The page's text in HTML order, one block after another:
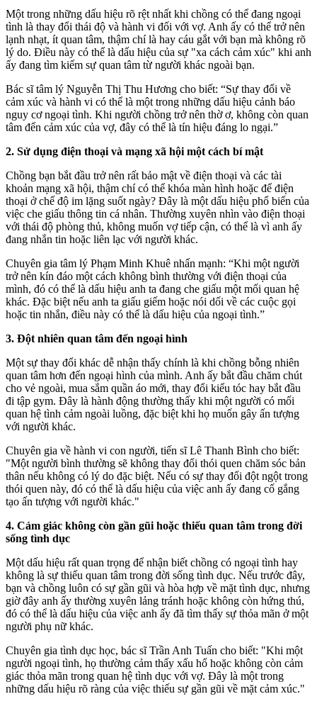
Một trong những dấu hiệu rõ rệt nhất khi chồng có thể đang ngoại
tình là thay đổi thái độ và hành vi đối với vợ. Anh ấy có thể trở nên
lạnh nhạt, ít quan tâm, thậm chí là hay cáu gắt với bạn mà không rõ
lý do. Điều này có thể là dấu hiệu của sự "xa cách cảm xúc" khi anh
ấy đang tìm kiếm sự quan tâm từ người khác ngoài bạn.
Bác sĩ tâm lý Nguyễn Thị Thu Hương cho biết: “Sự thay đổi về
cảm xúc và hành vi có thể là một trong những dấu hiệu cảnh báo
nguy cơ ngoại tình. Khi người chồng trở nên thờ ơ, không còn quan
tâm đến cảm xúc của vợ, đây có thể là tín hiệu đáng lo ngại.”
2. Sử dụng điện thoại và mạng xã hội một cách bí mật
Chồng bạn bắt đầu trở nên rất bảo mật về điện thoại và các tài
khoản mạng xã hội, thậm chí có thể khóa màn hình hoặc để điện
thoại ở chế độ im lặng suốt ngày? Đây là một dấu hiệu phổ biến của
việc che giấu thông tin cá nhân. Thường xuyên nhìn vào điện thoại
với thái độ phòng thủ, không muốn vợ tiếp cận, có thể là vì anh ấy
đang nhắn tin hoặc liên lạc với người khác.
Chuyên gia tâm lý Phạm Minh Khuê nhấn mạnh: “Khi một người
trở nên kín đáo một cách không bình thường với điện thoại của
mình, đó có thể là dấu hiệu anh ta đang che giấu một mối quan hệ
khác. Đặc biệt nếu anh ta giấu giếm hoặc nói dối về các cuộc gọi
hoặc tin nhắn, điều này có thể là dấu hiệu của ngoại tình.”
3. Đột nhiên quan tâm đến ngoại hình
Một sự thay đổi khác dễ nhận thấy chính là khi chồng bỗng nhiên
quan tâm hơn đến ngoại hình của mình. Anh ấy bắt đầu chăm chút
cho vẻ ngoài, mua sắm quần áo mới, thay đổi kiểu tóc hay bắt đầu
đi tập gym. Đây là hành động thường thấy khi một người có mối
quan hệ tình cảm ngoài luồng, đặc biệt khi họ muốn gây ấn tượng
với người khác.
Chuyên gia về hành vi con người, tiến sĩ Lê Thanh Bình cho biết:
"Một người bình thường sẽ không thay đổi thói quen chăm sóc bản
thân nếu không có lý do đặc biệt. Nếu có sự thay đổi đột ngột trong
thói quen này, đó có thể là dấu hiệu của việc anh ấy đang cố gắng
tạo ấn tượng với người khác."
4. Cảm giác không còn gần gũi hoặc thiếu quan tâm trong đời
sống tìn‌ּh dụ‌ּc
Một dấu hiệu rất quan trọng để nhận biết chồng có ngoại tình hay
không là sự thiếu quan tâm trong đời sống tìn‌ּh dụ‌ּc. Nếu trước đây,
bạn và chồng luôn có sự gần gũi và hòa hợp về mặt tìn‌ּh dụ‌ּc, nhưng
giờ đây anh ấy thường xuyên lảng tránh hoặc không còn hứng thú,
đó có thể là dấu hiệu của việc anh ấy đã tìm thấy sự thỏ‌a mã‌n ở một
người phụ nữ khác.
Chuyên gia tìn‌ּh dụ‌ּc học, bác sĩ Trần Anh Tuấn cho biết: "Khi một
người ngoại tình, họ thường cảm thấy xấu hổ hoặc không còn cảm
giác thỏ‌a mã‌n trong quan hệ tìn‌ּh dụ‌ּc với vợ. Đây là một trong
những dấu hiệu rõ ràng của việc thiếu sự gần gũi về mặt cảm xúc."